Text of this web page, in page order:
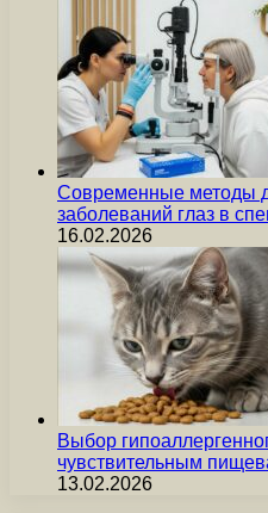
Современные методы
заболеваний глаз в
16.02.2026
Выбор
чувствительным
13.02.2026